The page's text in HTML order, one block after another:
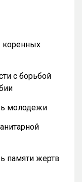
коренных
с борьбой
молодежи
памяти жертв